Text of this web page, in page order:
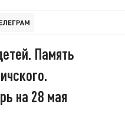
Память
на 28 мая